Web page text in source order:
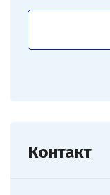
Контакт